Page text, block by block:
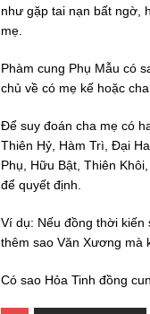
như gặp tai nạn bất ngờ,
mẹ.
Phàm cung Phụ Mẫu có
chủ về có mẹ kế hoặc
Để suy đoán cha mẹ có
Thiên Hỷ, Hàm Trì, Đại
Phụ, Hữu Bật, Thiên
để quyết định.
Ví dụ: Nếu đồng thời
thêm sao Văn Xương mà
Có sao Hỏa Tinh đồng